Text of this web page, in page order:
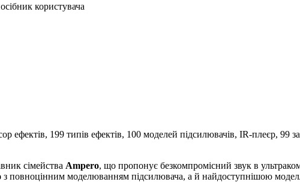
користувача
199 типів ефектів, 100 моделей підсилювачів, IR-плеєр, 99
сімейства Ampero, що пропонує безкомпромісний звук в
з повноцінним моделюванням підсилювача, а й найдоступнішою